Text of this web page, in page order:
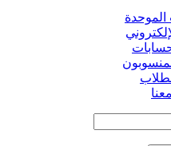
الموحدة